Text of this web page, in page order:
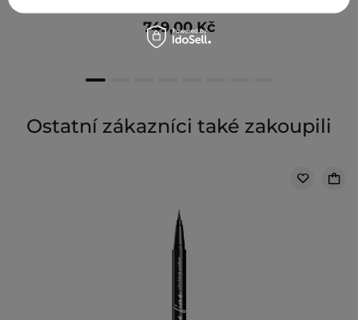
749,00 Kč
Ostatní zákazníci také zakoupili